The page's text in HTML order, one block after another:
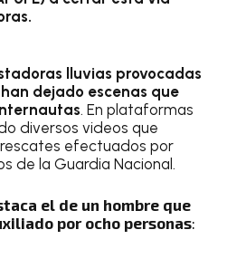
lluvias provocadas
dejado escenas que
. En plataformas
diversos videos que
efectuados por
de la Guardia Nacional.
el de un hombre que
por ocho personas: